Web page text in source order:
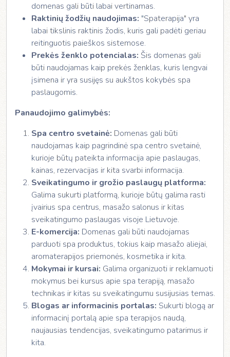
domenas gali būti labai vertinamas.
Raktinių žodžių naudojimas: "Spaterapija" yra
labai tikslinis raktinis žodis, kuris gali padėti geriau
reitinguotis paieškos sistemose.
Prekės ženklo potencialas: Šis domenas gali
būti naudojamas kaip prekės ženklas, kuris lengvai
įsimena ir yra susijęs su aukštos kokybės spa
paslaugomis.
Panaudojimo galimybės:
Spa centro svetainė: Domenas gali būti
naudojamas kaip pagrindinė spa centro svetainė,
kurioje būtų pateikta informacija apie paslaugas,
kainas, rezervacijas ir kita svarbi informacija.
Sveikatingumo ir grožio paslaugų platforma:
Galima sukurti platformą, kurioje būtų galima rasti
įvairius spa centrus, masažo salonus ir kitas
sveikatingumo paslaugas visoje Lietuvoje.
E-komercija: Domenas gali būti naudojamas
parduoti spa produktus, tokius kaip masažo aliejai,
aromaterapijos priemonės, kosmetika ir kita.
Mokymai ir kursai: Galima organizuoti ir reklamuoti
mokymus bei kursus apie spa terapiją, masažo
technikas ir kitas su sveikatingumu susijusias temas.
Blogas ar informacinis portalas: Sukurti blogą ar
informacinį portalą apie spa terapijos naudą,
naujausias tendencijas, sveikatingumo patarimus ir
kita.